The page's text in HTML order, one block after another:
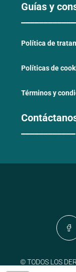
Guías y
Política de
Políticas de
Términos y
© TODOS LOS